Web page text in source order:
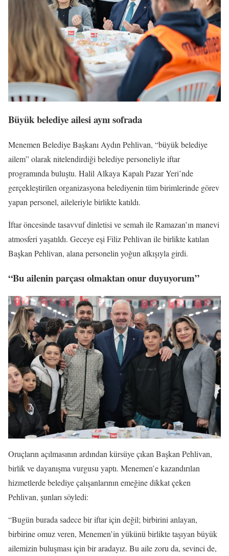
Büyük belediye ailesi aynı sofrada
Menemen Belediye Başkanı Aydın Pehlivan, “büyük belediye
ailem” olarak nitelendirdiği belediye personeliyle iftar
programında buluştu. Halil Alkaya Kapalı Pazar Yeri’nde
gerçekleştirilen organizasyona belediyenin tüm birimlerinde görev
yapan personel, aileleriyle birlikte katıldı.
İftar öncesinde tasavvuf dinletisi ve semah ile Ramazan’ın manevi
atmosferi yaşatıldı. Geceye eşi Filiz Pehlivan ile birlikte katılan
Başkan Pehlivan, alana personelin yoğun alkışıyla girdi.
“Bu ailenin parçası olmaktan onur duyuyorum”
Oruçların açılmasının ardından kürsüye çıkan Başkan Pehlivan,
birlik ve dayanışma vurgusu yaptı. Menemen’e kazandırılan
hizmetlerde belediye çalışanlarının emeğine dikkat çeken
Pehlivan, şunları söyledi:
“Bugün burada sadece bir iftar için değil; birbirini anlayan,
birbirine omuz veren, Menemen’in yükünü birlikte taşıyan büyük
ailemizin buluşması için bir aradayız. Bu aile zoru da, sevinci de,